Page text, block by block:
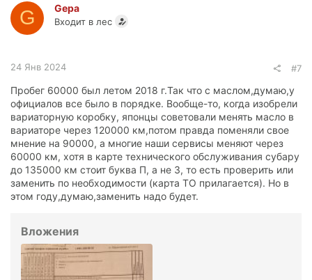
G Gepa
Входит в лес
24 Янв 2024 #7
Пробег 60000 был летом 2018 г.Так что с маслом,думаю,у
официалов все было в порядке. Вообще-то, когда изобрели
вариаторную коробку, японцы советовали менять масло в
вариаторе через 120000 км,потом правда поменяли свое
мнение на 90000, а многие наши сервисы меняют через
60000 км, хотя в карте технического обслуживания субару
до 135000 км стоит буква П, а не З, то есть проверить или
заменить по необходимости (карта ТО прилагается). Но в
этом году,думаю,заменить надо будет.
Вложения